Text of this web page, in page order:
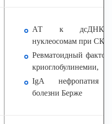
АТ к
нуклеосомам при СКВ,
Ревматоидный
криоглобулинемии,
IgA нефропатия
болезни Берже